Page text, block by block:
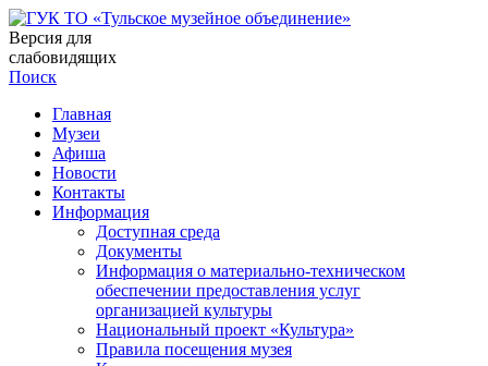
Версия для
слабовидящих
Поиск
Главная
Музеи
Афиша
Новости
Контакты
Информация
Доступная среда
Документы
Информация о материально-техническом
обеспечении предоставления услуг
организацией культуры
Национальный проект «Культура»
Правила посещения музея